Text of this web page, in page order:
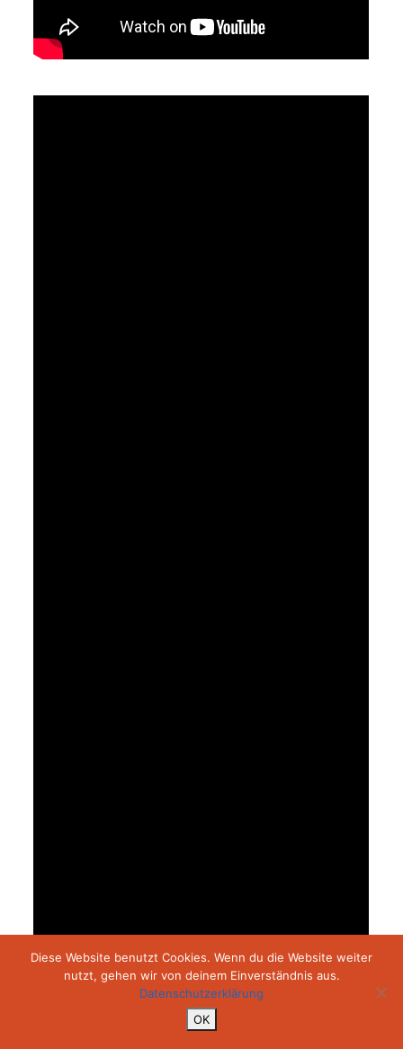
Diese Website benutzt Cookies. Wenn du die Website weiter
nutzt, gehen wir von deinem Einverständnis aus.
Datenschutzerklärung
OK